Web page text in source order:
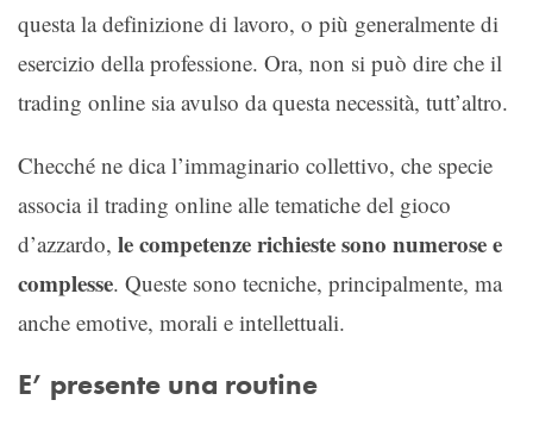
questa la definizione di lavoro, o più generalmente di
esercizio della professione. Ora, non si può dire che il
trading online sia avulso da questa necessità, tutt’altro.
Checché ne dica l’immaginario collettivo, che specie
associa il trading online alle tematiche del gioco
d’azzardo, le competenze richieste sono numerose e
complesse. Queste sono tecniche, principalmente, ma
anche emotive, morali e intellettuali.
E’ presente una routine